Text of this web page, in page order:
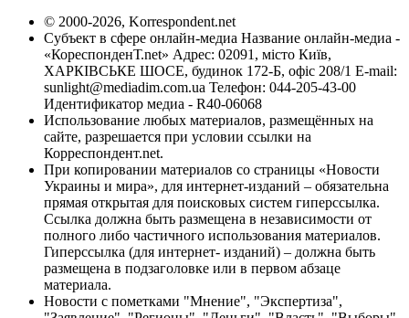
© 2000-2026, Korrespondent.net
Субъект в сфере онлайн-медиа Название онлайн-медиа -
«КореспонденТ.net» Адрес: 02091, місто Київ,
ХАРКІВСЬКЕ ШОСЕ, будинок 172-Б, офіс 208/1 E-mail:
sunlight@mediadim.com.ua Телефон: 044-205-43-00
Идентификатор медиа - R40-06068
Использование любых материалов, размещённых на
сайте, разрешается при условии ссылки на
Корреспондент.net.
При копировании материалов со страницы «Новости
Украины и мира», для интернет-изданий – обязательна
прямая открытая для поисковых систем гиперссылка.
Ссылка должна быть размещена в независимости от
полного либо частичного использования материалов.
Гиперссылка (для интернет- изданий) – должна быть
размещена в подзаголовке или в первом абзаце
материала.
Новости с пометками "Мнение", "Экспертиза",